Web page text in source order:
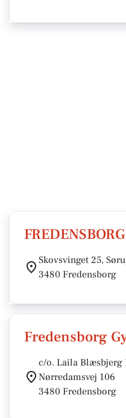
Skovsvinget 25,
3480 Fredensborg
Fredensborg
c/o. Laila Blæsbjerg
Nørredamsvej 106
3480 Fredensborg